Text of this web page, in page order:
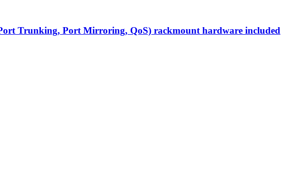
Trunking, Port Mirroring, QoS) rackmount hardware included